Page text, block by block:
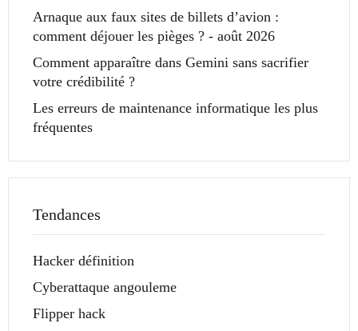
Arnaque aux faux sites de billets d’avion :
comment déjouer les pièges ? - août 2026
Comment apparaître dans Gemini sans sacrifier
votre crédibilité ?
Les erreurs de maintenance informatique les plus
fréquentes
Tendances
Hacker définition
Cyberattaque angouleme
Flipper hack